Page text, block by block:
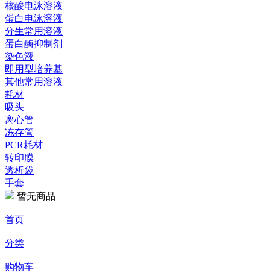
核酸电泳溶液
蛋白电泳溶液
分生常用溶液
蛋白酶抑制剂
染色液
即用型培养基
其他常用溶液
耗材
吸头
离心管
冻存管
PCR耗材
转印膜
透析袋
手套
暂无商品
首页
分类
购物车